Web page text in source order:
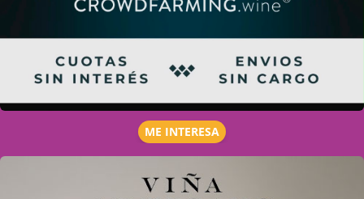
ME INTERESA